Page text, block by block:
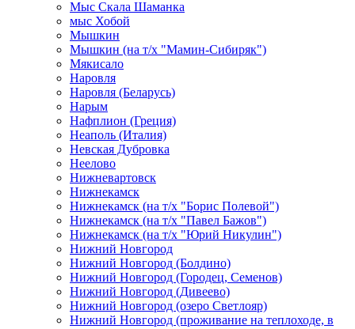
Мыс Скала Шаманка
мыс Хобой
Мышкин
Мышкин (на т/х "Мамин-Сибиряк")
Мякисало
Наровля
Наровля (Беларусь)
Нарым
Нафплион (Греция)
Неаполь (Италия)
Невская Дубровка
Неелово
Нижневартовск
Нижнекамск
Нижнекамск (на т/х "Борис Полевой")
Нижнекамск (на т/х "Павел Бажов")
Нижнекамск (на т/х "Юрий Никулин")
Нижний Новгород
Нижний Новгород (Болдино)
Нижний Новгород (Городец, Семенов)
Нижний Новгород (Дивеево)
Нижний Новгород (озеро Светлояр)
Нижний Новгород (проживание на теплоходе, в